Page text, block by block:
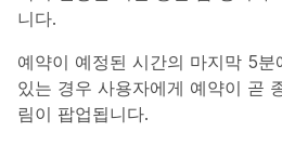
니다.
예약이 예정된 시간의 마지막 5
있는 경우 사용자에게 예약이 곧
림이 팝업됩니다.